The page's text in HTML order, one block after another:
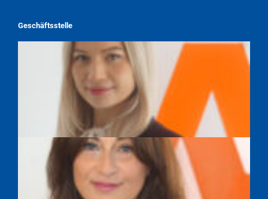
Geschäftsstelle
TAMARA WEBER
SAYEH FARAHPOUR